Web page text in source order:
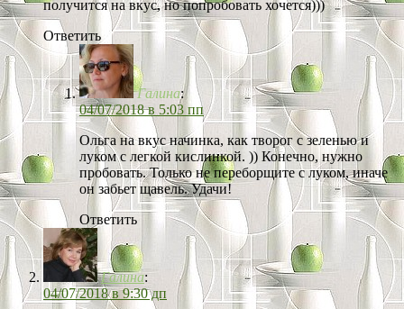
получится на вкус, но попробовать хочется)))
Ответить
Галина:
04/07/2018 в 5:03 пп
Ольга на вкус начинка, как творог с зеленью и
луком с легкой кислинкой. )) Конечно, нужно
пробовать. Только не переборщите с луком, иначе
он забьет щавель. Удачи!
Ответить
Галина:
04/07/2018 в 9:30 дп